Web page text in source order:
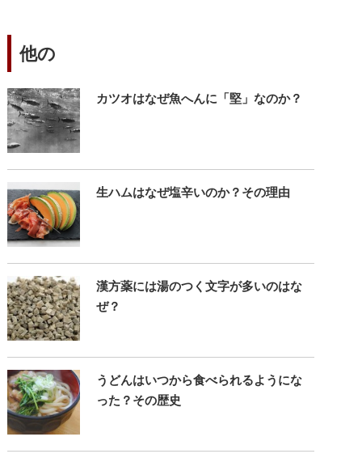
他の
カツオはなぜ魚へんに「堅」なのか？
生ハムはなぜ塩辛いのか？その理由
漢方薬には湯のつく文字が多いのはな
ぜ？
うどんはいつから食べられるようにな
った？その歴史